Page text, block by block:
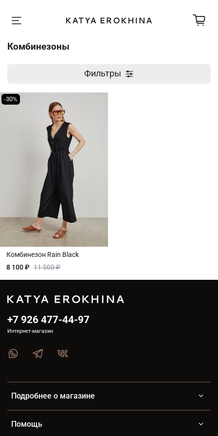
Комбинезоны
Фильтры
-30%
Комбинезон Rain Black
8 100 ₽ 11 500 ₽
Подробнее о магазине
Помощь
+7 926 477-44-97
Интернет-магазин